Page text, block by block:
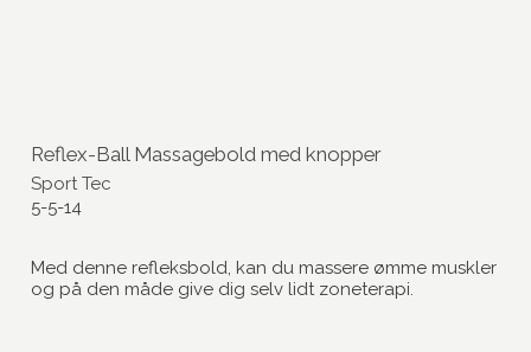
Reflex-Ball Massagebold med knopper
Sport Tec
5-5-14
Med denne refleksbold, kan du massere ømme muskler
og på den måde give dig selv lidt zoneterapi.